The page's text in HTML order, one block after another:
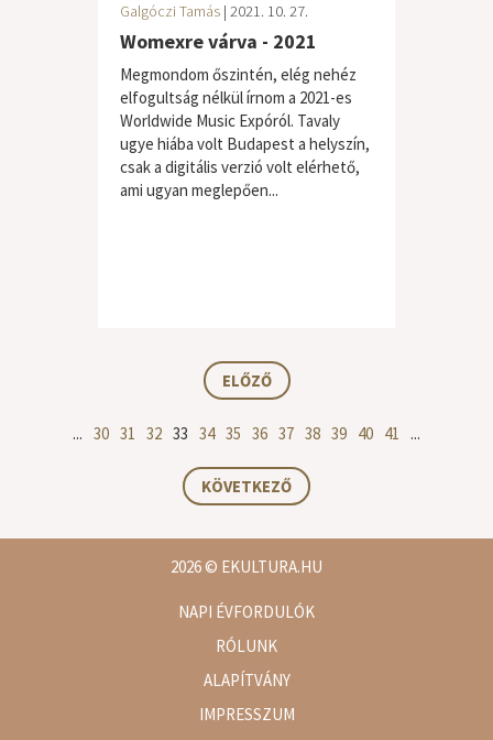
Galgóczi Tamás | 2021. 10. 27.
Womexre várva - 2021
Megmondom őszintén, elég nehéz
elfogultság nélkül írnom a 2021-es
Worldwide Music Expóról. Tavaly
ugye hiába volt Budapest a helyszín,
csak a digitális verzió volt elérhető,
ami ugyan meglepően...
ELŐZŐ
... 30 31 32 33 34 35 36 37 38 39 40 41 ...
KÖVETKEZŐ
2026© EKULTURA.HU
NAPI ÉVFORDULÓK
RÓLUNK
ALAPÍTVÁNY
IMPRESSZUM